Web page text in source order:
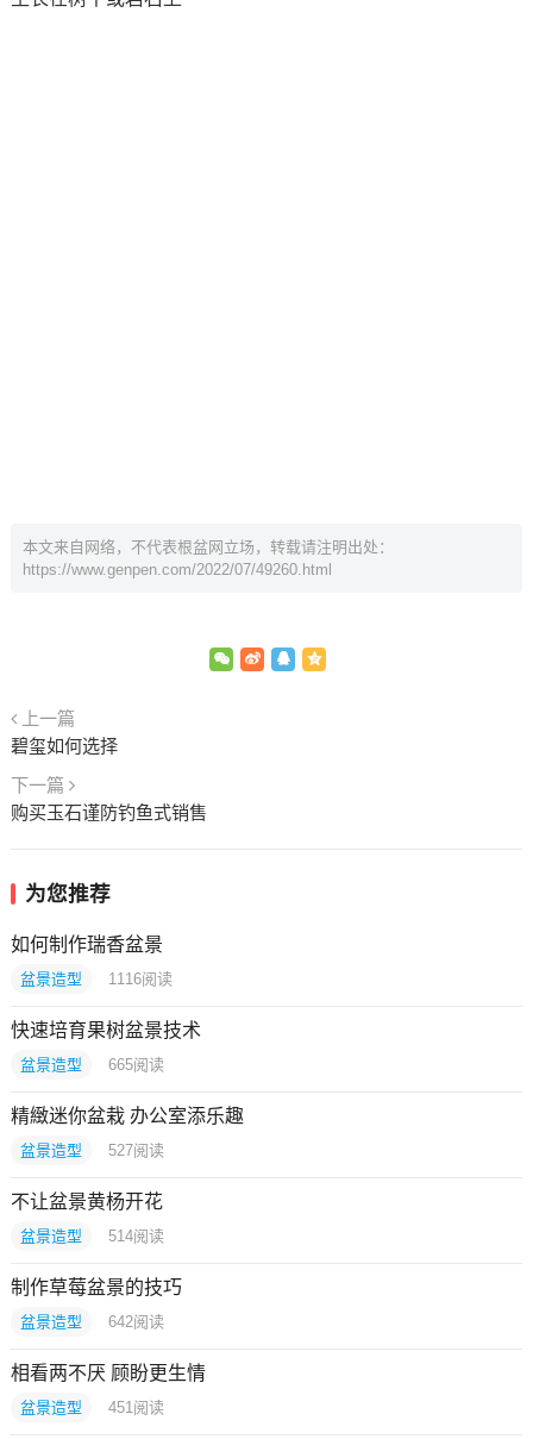
本文来自网络，不代表根盆网立场，转载请注明出处：
https://www.genpen.com/2022/07/49260.html
上一篇
碧玺如何选择
下一篇
购买玉石谨防钓鱼式销售
为您推荐
如何制作瑞香盆景
盆景造型 1116阅读
快速培育果树盆景技术
盆景造型 665阅读
精緻迷你盆栽 办公室添乐趣
盆景造型 527阅读
不让盆景黄杨开花
盆景造型 514阅读
制作草莓盆景的技巧
盆景造型 642阅读
相看两不厌 顾盼更生情
盆景造型 451 阅读